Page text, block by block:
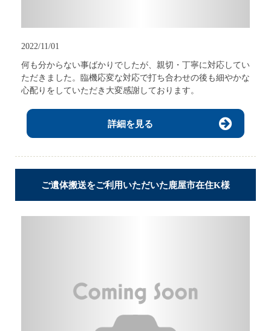
2022/11/01
何も分からない事ばかりでしたが、親切・丁寧に対応してい
ただきました。臨機応変な対応で打ち合わせの後も細やかな
心配りをしていただき大変感謝しております。
詳細を見る
ご遺体搬送をご利用いただいた鹿屋市在住K様